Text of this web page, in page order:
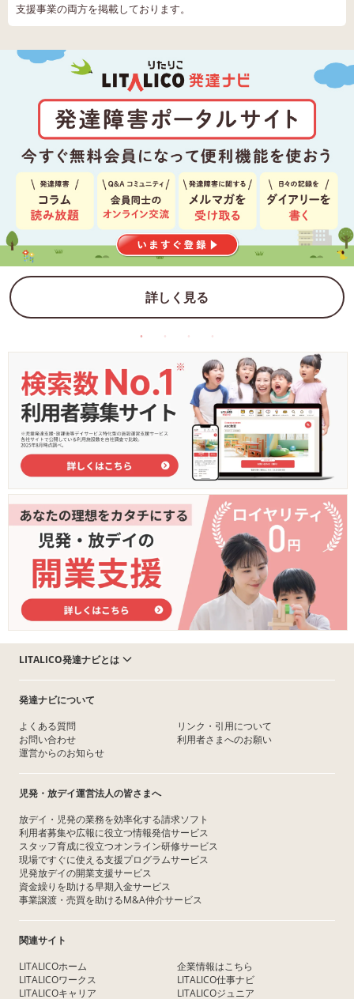
支援事業の両方を掲載しております。
詳しく見る
LITALICO発達ナビとは
発達ナビについて
よくある質問
お問い合わせ
運営からのお知らせ
リンク・引用について
利用者さまへのお願い
児発・放デイ運営法人の皆さまへ
放デイ・児発の業務を効率化する請求ソフト
利用者募集や広報に役立つ情報発信サービス
スタッフ育成に役立つオンライン研修サービス
現場ですぐに使える支援プログラムサービス
児発放デイの開業支援サービス
資金繰りを助ける早期入金サービス
事業譲渡・売買を助けるM&A仲介サービス
関連サイト
LITALICOホーム
LITALICOワークス
LITALICOキャリア
企業情報はこちら
LITALICO仕事ナビ
LITALICOジュニア